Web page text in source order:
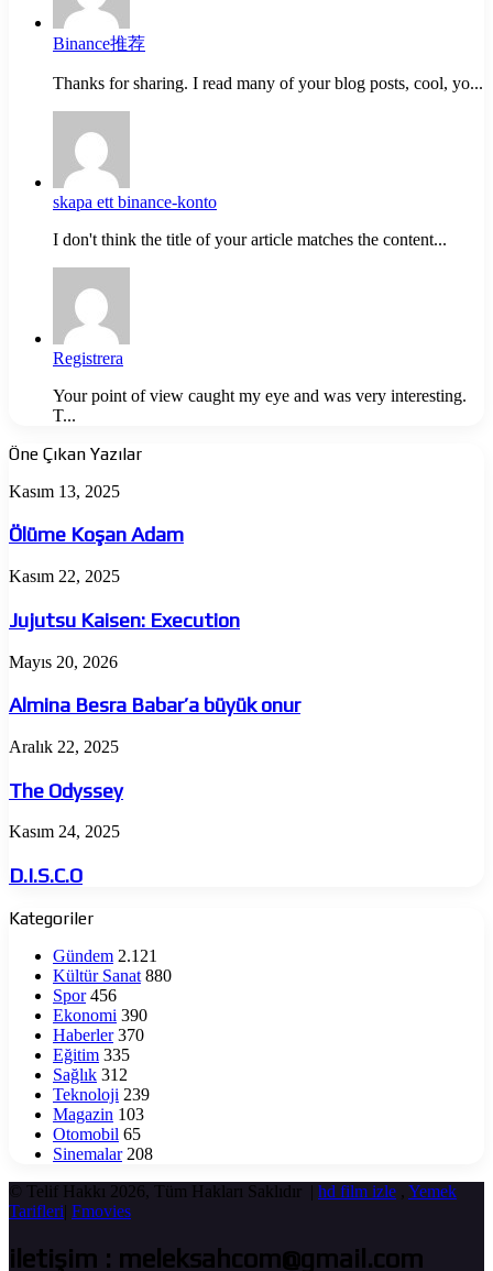
Binance推荐
Thanks for sharing. I read many of your blog posts, cool, yo...
skapa ett binance-konto
I don't think the title of your article matches the content...
Registrera
Your point of view caught my eye and was very interesting.
T...
Öne Çıkan Yazılar
Ölüme
Adam
Kasım 13, 2025
Ölüme Koşan Adam
Jujutsu
Execution
Kasım 22, 2025
Jujutsu Kaisen: Execution
Almina
Babar’a
büyük
onur
Mayıs 20, 2026
Almina Besra Babar’a büyük onur
The
Aralık 22, 2025
The Odyssey
D.I.S.C.O
Kasım 24, 2025
D.I.S.C.O
Kategoriler
Gündem 2.121
Kültür Sanat 880
Spor 456
Ekonomi 390
Haberler 370
Eğitim 335
Sağlık 312
Teknoloji 239
Magazin 103
Otomobil 65
Sinemalar 208
© Telif Hakkı 2026, Tüm Hakları Saklıdır | hd film izle , Yemek
Tarifleri| Fmovies
iletişim : meleksahcom@gmail.com